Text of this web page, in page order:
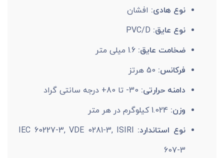
نوع هادی: افشان
نوع عایق:
ضخامت عایق: 1.6 میلی متر
فرکانس:
دامنه حرارتی:
وزن: 1.024 کیلوگرم در هر متر
نوع استاندارد: IEC 60227-3, VDE 0281-3, ISIRI
607-3